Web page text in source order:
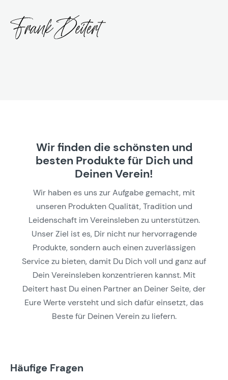
Wir finden die schönsten und
besten Produkte für Dich und
Deinen Verein!
Wir haben es uns zur Aufgabe gemacht, mit
unseren Produkten Qualität, Tradition und
Leidenschaft im Vereinsleben zu unterstützen.
Unser Ziel ist es, Dir nicht nur hervorragende
Produkte, sondern auch einen zuverlässigen
Service zu bieten, damit Du Dich voll und ganz auf
Dein Vereinsleben konzentrieren kannst. Mit
Deitert hast Du einen Partner an Deiner Seite, der
Eure Werte versteht und sich dafür einsetzt, das
Beste für Deinen Verein zu liefern.
Häufige Fragen